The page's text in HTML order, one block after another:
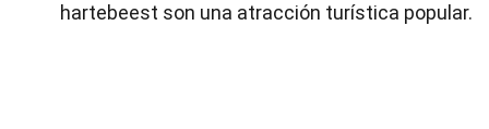
hartebeest son una atracción turística popular.